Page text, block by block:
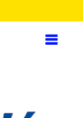
novo ciclo